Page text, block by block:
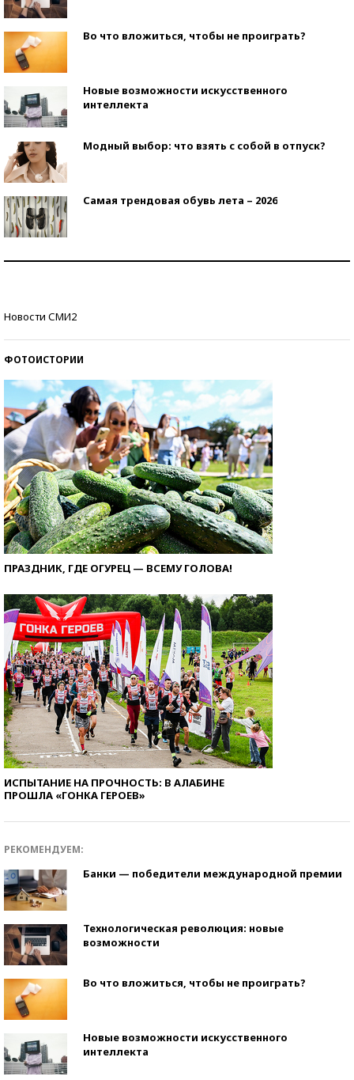
Во что вложиться, чтобы не проиграть?
Новые возможности искусственного
интеллекта
Модный выбор: что взять с собой в отпуск?
Самая трендовая обувь лета – 2026
Новости СМИ2
ФОТОИСТОРИИ
ПРАЗДНИК, ГДЕ ОГУРЕЦ — ВСЕМУ ГОЛОВА!
ИСПЫТАНИЕ НА ПРОЧНОСТЬ: В АЛАБИНЕ
ПРОШЛА «ГОНКА ГЕРОЕВ»
РЕКОМЕНДУЕМ:
Банки — победители международной премии
Технологическая революция: новые
возможности
Во что вложиться, чтобы не проиграть?
Новые возможности искусственного
интеллекта